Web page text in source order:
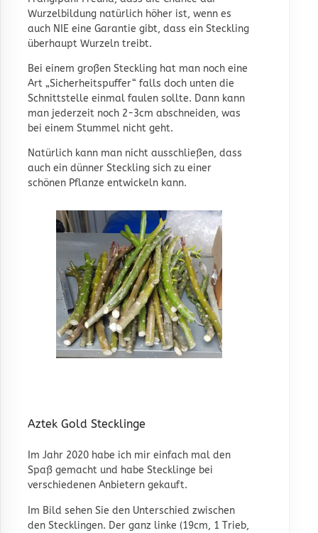
Wurzelbildung natürlich höher ist, wenn es
auch NIE eine Garantie gibt, dass ein Steckling
überhaupt Wurzeln treibt.
Bei einem großen Steckling hat man noch eine
Art „Sicherheitspuffer“ falls doch unten die
Schnittstelle einmal faulen sollte. Dann kann
man jederzeit noch 2-3cm abschneiden, was
bei einem Stummel nicht geht.
Natürlich kann man nicht ausschließen, dass
auch ein dünner Steckling sich zu einer
schönen Pflanze entwickeln kann.
Aztek Gold Stecklinge
Im Jahr 2020 habe ich mir einfach mal den
Spaß gemacht und habe Stecklinge bei
verschiedenen Anbietern gekauft.
Im Bild sehen Sie den Unterschied zwischen
den Stecklingen. Der ganz linke (19cm, 1 Trieb,